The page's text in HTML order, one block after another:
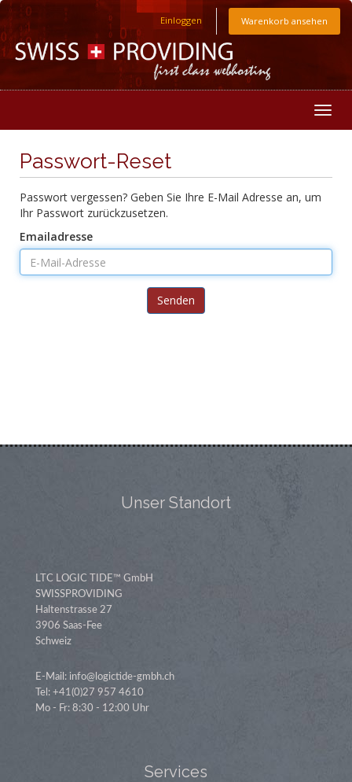
Einloggen Warenkorb ansehen
Passwort-Reset
Passwort vergessen? Geben Sie Ihre E-Mail Adresse an, um
Ihr Passwort zurückzusetzen.
Emailadresse
Senden
Unser Standort
LTC LOGIC TIDE™ GmbH
SWISSPROVIDING
Haltenstrasse 27
3906 Saas-Fee
Schweiz
E-Mail: info@logictide-gmbh.ch
Tel: +41(0)27 957 4610
Mo - Fr: 8:30 - 12:00 Uhr
Services